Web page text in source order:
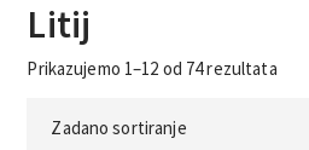
Litij
Prikazujemo 1–12 od 74 rezultata